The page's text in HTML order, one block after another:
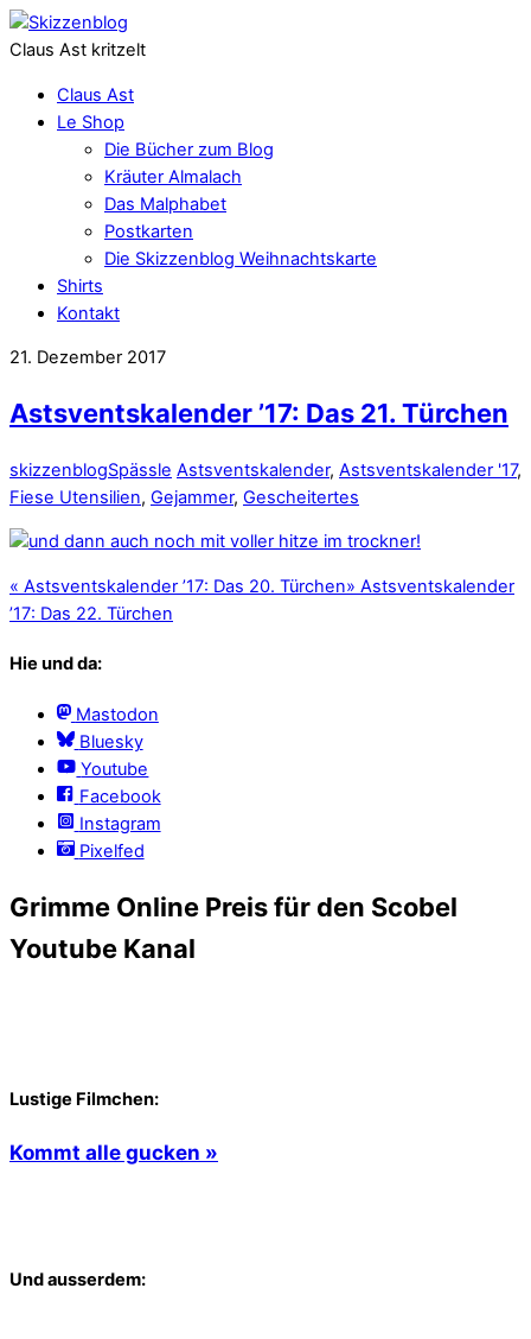
Claus Ast kritzelt
Claus Ast
Le Shop
Die Bücher zum Blog
Kräuter Almalach
Das Malphabet
Postkarten
Die Skizzenblog Weihnachtskarte
Shirts
Kontakt
21. Dezember 2017
Astsventskalender ’17: Das 21. Türchen
skizzenblogSpässle Astsventskalender, Astsventskalender '17,
Fiese Utensilien, Gejammer, Gescheitertes
« Astsventskalender ’17: Das 20. Türchen» Astsventskalender
’17: Das 22. Türchen
Hie und da:
Mastodon
Bluesky
Youtube
Facebook
Instagram
Pixelfed
Grimme Online Preis für den Scobel
Youtube Kanal
Lustige Filmchen:
Kommt alle gucken »
Und ausserdem: